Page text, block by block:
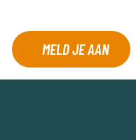
MELD JE AAN